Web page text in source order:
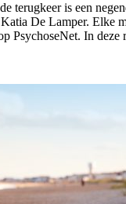
terugkeer is een
De Lamper. Elke
PsychoseNet. In deze